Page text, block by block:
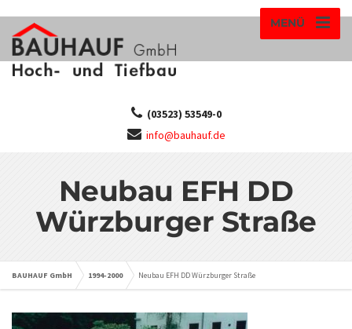
MENÜ
(03523) 53549-0
info@bauhauf.de
Neubau EFH DD
Würzburger Straße
BAUHAUF GmbH 1994-2000 Neubau EFH DD Würzburger Straße